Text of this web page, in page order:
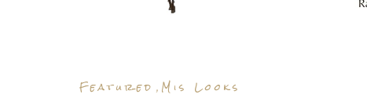
Featured , Mis Looks